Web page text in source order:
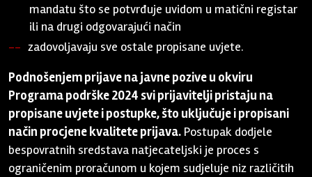
mandatu što se potvrđuje uvidom u matični registar
ili na drugi odgovarajući način
zadovoljavaju sve ostale propisane uvjete.
Podnošenjem prijave na javne pozive u okviru
Programa podrške 2024 svi prijavitelji pristaju na
propisane uvjete i postupke, što uključuje i propisani
način procjene kvalitete prijava. Postupak dodjele
bespovratnih sredstava natjecateljski je proces s
ograničenim proračunom u kojem sudjeluje niz različitih